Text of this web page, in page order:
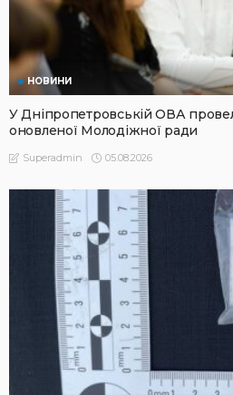
НОВИНИ
У Дніпропетровській ОВА
оновленої Молодіжної ради
Superadmin 05.08.2026